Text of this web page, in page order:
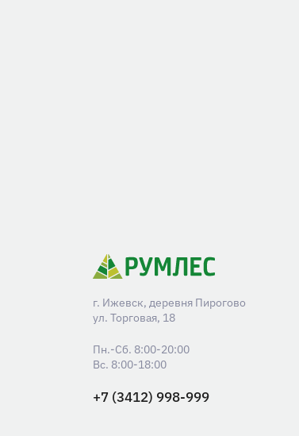
г. Ижевск, деревня Пирогово
ул. Торговая, 18
+7 (3412) 998-999
Пн.-Сб. 8:00-20:00
Вс. 8:00-18:00